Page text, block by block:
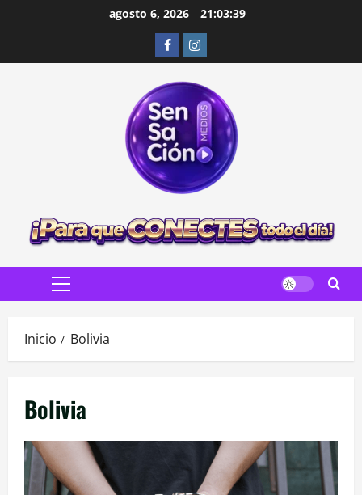
agosto 6, 2026 21:03:40
FacebookInstagram
Menú
Inicio Bolivia
Bolivia